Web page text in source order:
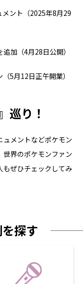
ント（2025年8月29
加（4月28日公開）
5月12日正午開業）
巡り！
ュメントなどポケモン
世界のポケモンファン
もぜひチェックしてみ
探す